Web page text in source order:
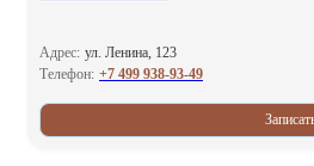
Адрес: ул. Ленина, 123
Телефон: +7 499 938-93-49